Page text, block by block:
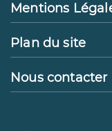
Mentions
Plan du site
Nous contacter